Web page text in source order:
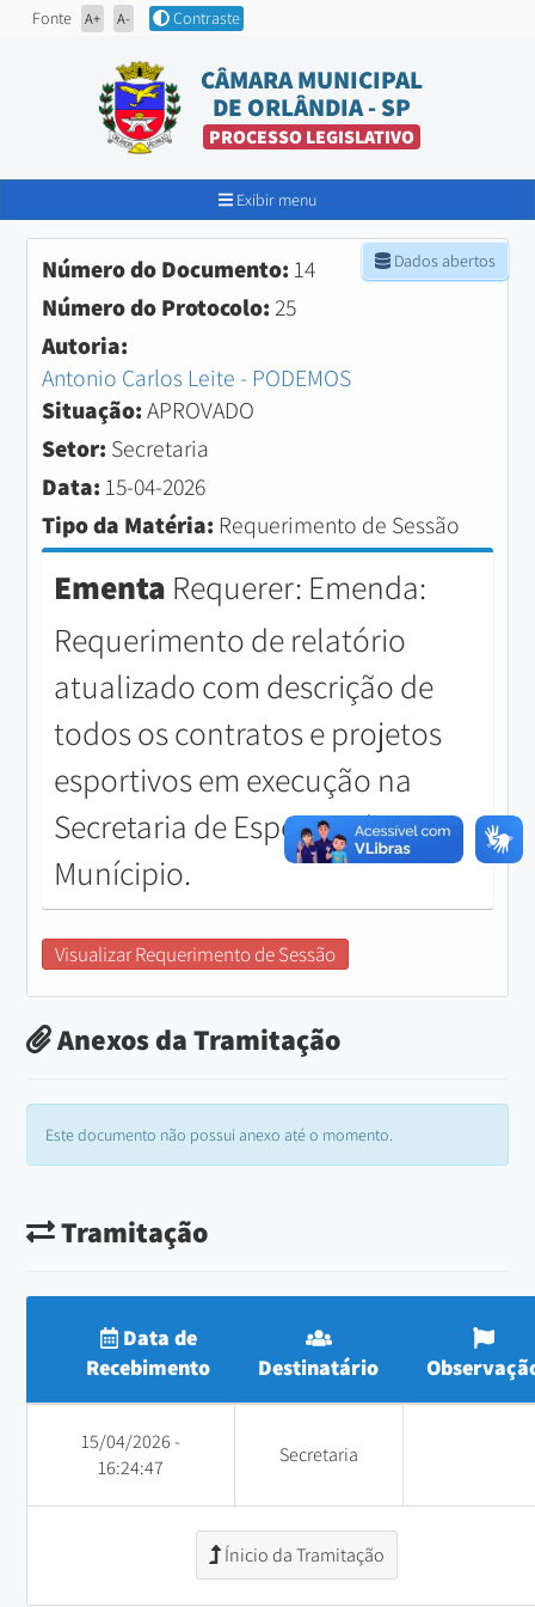
Fonte A+ A- Contraste
CÂMARA MUNICIPAL
DE ORLÂNDIA - SP
PROCESSO LEGISLATIVO
Exibir menu
Dados abertos
Número do Documento: 14
Número do Protocolo:25
Autoria:
Antonio Carlos Leite - PODEMOS
Situação:APROVADO
Setor: Secretaria
Data: 15-04-2026
Tipo da Matéria: Requerimento de Sessão
Ementa Requerer: Emenda:
Requerimento de relatório
atualizado com descrição de
todos os contratos e projetos
esportivos em execução na
Secretaria de Esportes do
Munícipio.
Visualizar Requerimento de Sessão
Anexos da Tramitação
Este documento não possui anexo até o momento.
Tramitação
Data de
Recebimento
Destinatário
15/04/2026 -
16:24:47
Secretaria
Ínicio da Tramitação